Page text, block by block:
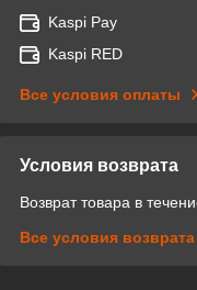
Kaspi Pay
Kaspi RED
Все условия оплаты
Условия возврата
Возврат товара в
Все условия возврата